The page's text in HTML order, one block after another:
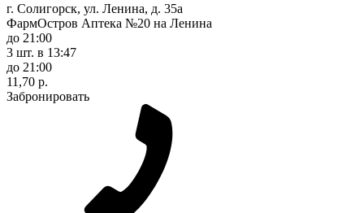
г. Солигорск, ул. Ленина, д. 35а
ФармОстров Аптека №20 на Ленина
до 21:00
3 шт. в 13:47
до 21:00
11,70 р.
Забронировать